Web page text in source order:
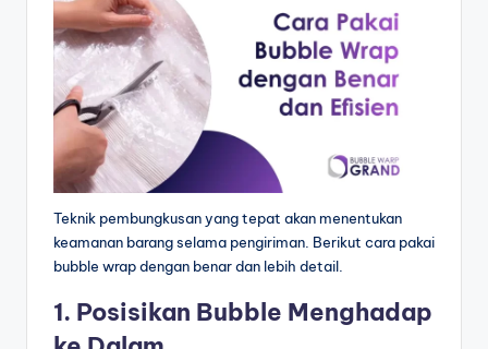
Teknik pembungkusan yang tepat akan menentukan
keamanan barang selama pengiriman. Berikut cara pakai
bubble wrap dengan benar dan lebih detail.
1. Posisikan Bubble Menghadap